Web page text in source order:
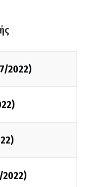
2022)